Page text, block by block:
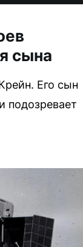
сына
Его сын
подозревает